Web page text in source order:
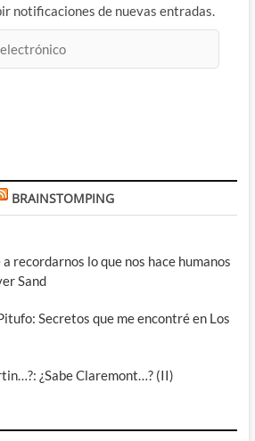
notificaciones de nuevas entradas.
BRAINSTOMPING
recordarnos lo que nos hace humanos
Sand
Secretos que me encontré en Los
¿Sabe Claremont…? (II)